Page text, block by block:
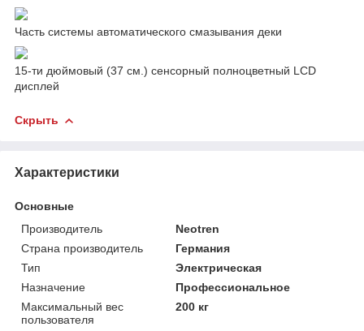
Часть системы автоматического смазывания деки
15-ти дюймовый (37 см.) сенсорный полноцветный LCD
дисплей
Скрыть
Характеристики
Основные
Производитель
Neotren
Страна производитель
Германия
Тип
Электрическая
Назначение
Профессиональное
Максимальный вес
пользователя
200 кг